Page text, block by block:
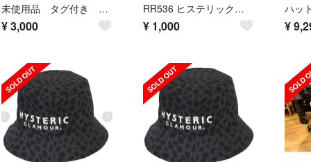
未使用品 タグ付き ヒステリックグラマー ブラック レオパード柄ハット Mサイズ
¥3,000
RR536 ヒステリックグラマー ハット 両面帽子
¥ 1,000
ハッ
¥